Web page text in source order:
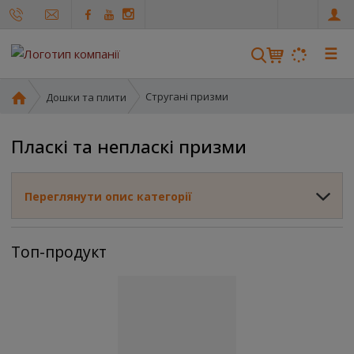
☰
о
о
а
о
Дошки та плити Стругані призми
Пласкі та непласкі призми
Переглянути опис категорії
Топ-продукт